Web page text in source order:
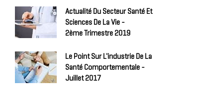
Actualité Du Secteur Santé Et
Sciences De La Vie -
2ème Trimestre 2019
Le Point Sur L'industrie De La
Santé Comportementale -
Juillet 2017